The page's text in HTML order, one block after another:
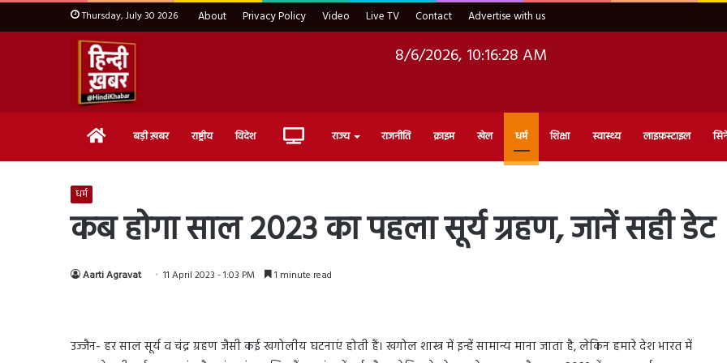
Thursday, July 30 2026 About Privacy Policy Video Live TV Contact Advertise with us
8/6/2026, 10:16:30 AM
Home बड़ी ख़बर राष्ट्रीय विदेश Live राज्य राजनीति क्राइम खेल धर्म शिक्षा स्वास्थ्य लाइफ़स्टाइल
धर्म
कब होगा साल 2023 का पहला सूर्य ग्रहण, जानें सही डेट
Aarti Agravat 11 April 2023 - 1:03 PM 1 minute read
उज्जैन- हर साल सूर्य व चंद्र ग्रहण जैसी कई खगोलीय घटनाएं होती हैं। खगोल शास्त्र में इन्हें सामान्य माना जाता है, लेकिन हमारे देश भारत में